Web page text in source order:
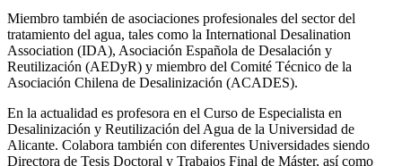
Miembro también de asociaciones profesionales del sector del
tratamiento del agua, tales como la International Desalination
Association (IDA), Asociación Española de Desalación y
Reutilización (AEDyR) y miembro del Comité Técnico de la
Asociación Chilena de Desalinización (ACADES).
En la actualidad es profesora en el Curso de Especialista en
Desalinización y Reutilización del Agua de la Universidad de
Alicante. Colabora también con diferentes Universidades siendo
Directora de Tesis Doctoral y Trabajos Final de Máster, así como